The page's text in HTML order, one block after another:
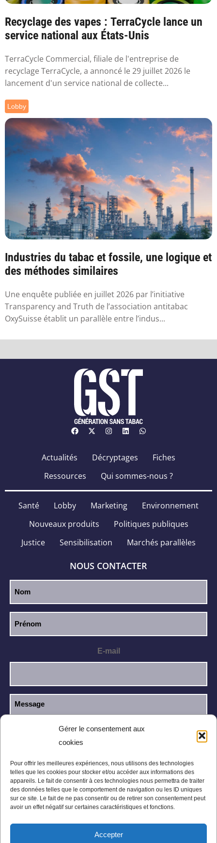
Gérer le consentement aux
cookies
Pour offrir les meilleures expériences, nous utilisons des technologies
telles que les cookies pour stocker et/ou accéder aux informations des
appareils. Le fait de consentir à ces technologies nous permettra de traiter
des données telles que le comportement de navigation ou les ID uniques
sur ce site. Le fait de ne pas consentir ou de retirer son consentement peut
avoir un effet négatif sur certaines caractéristiques et fonctions.
Accepter
Recyclage des vapes : TerraCycle lance un
service national aux États-Unis
TerraCycle Commercial, filiale de l'entreprise de
recyclage TerraCycle, a annoncé le 29 juillet 2026 le
lancement d'un service national de collecte...
Lobby
Industries du tabac et fossile, une logique et
des méthodes similaires
Une enquête publiée en juillet 2026 par l’initiative
Transparency and Truth de l’association antitabac
OxySuisse établit un parallèle entre l’indus...
Actualités Décryptages
Fiches
Ressources
Qui sommes-nous ?
Santé Lobby Marketing
Environnement
Nouveaux produits
Politiques publiques
Justice
Sensibilisation Marchés parallèles
NOUS CONTACTER
E-mail
J’ai lu et j’accepte la
confidentialité.